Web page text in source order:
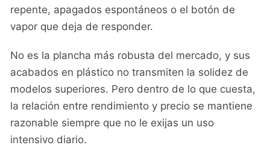
repente, apagados espontáneos o el botón de
vapor que deja de responder.
No es la plancha más robusta del mercado, y sus
acabados en plástico no transmiten la solidez de
modelos superiores. Pero dentro de lo que cuesta,
la relación entre rendimiento y precio se mantiene
razonable siempre que no le exijas un uso
intensivo diario.